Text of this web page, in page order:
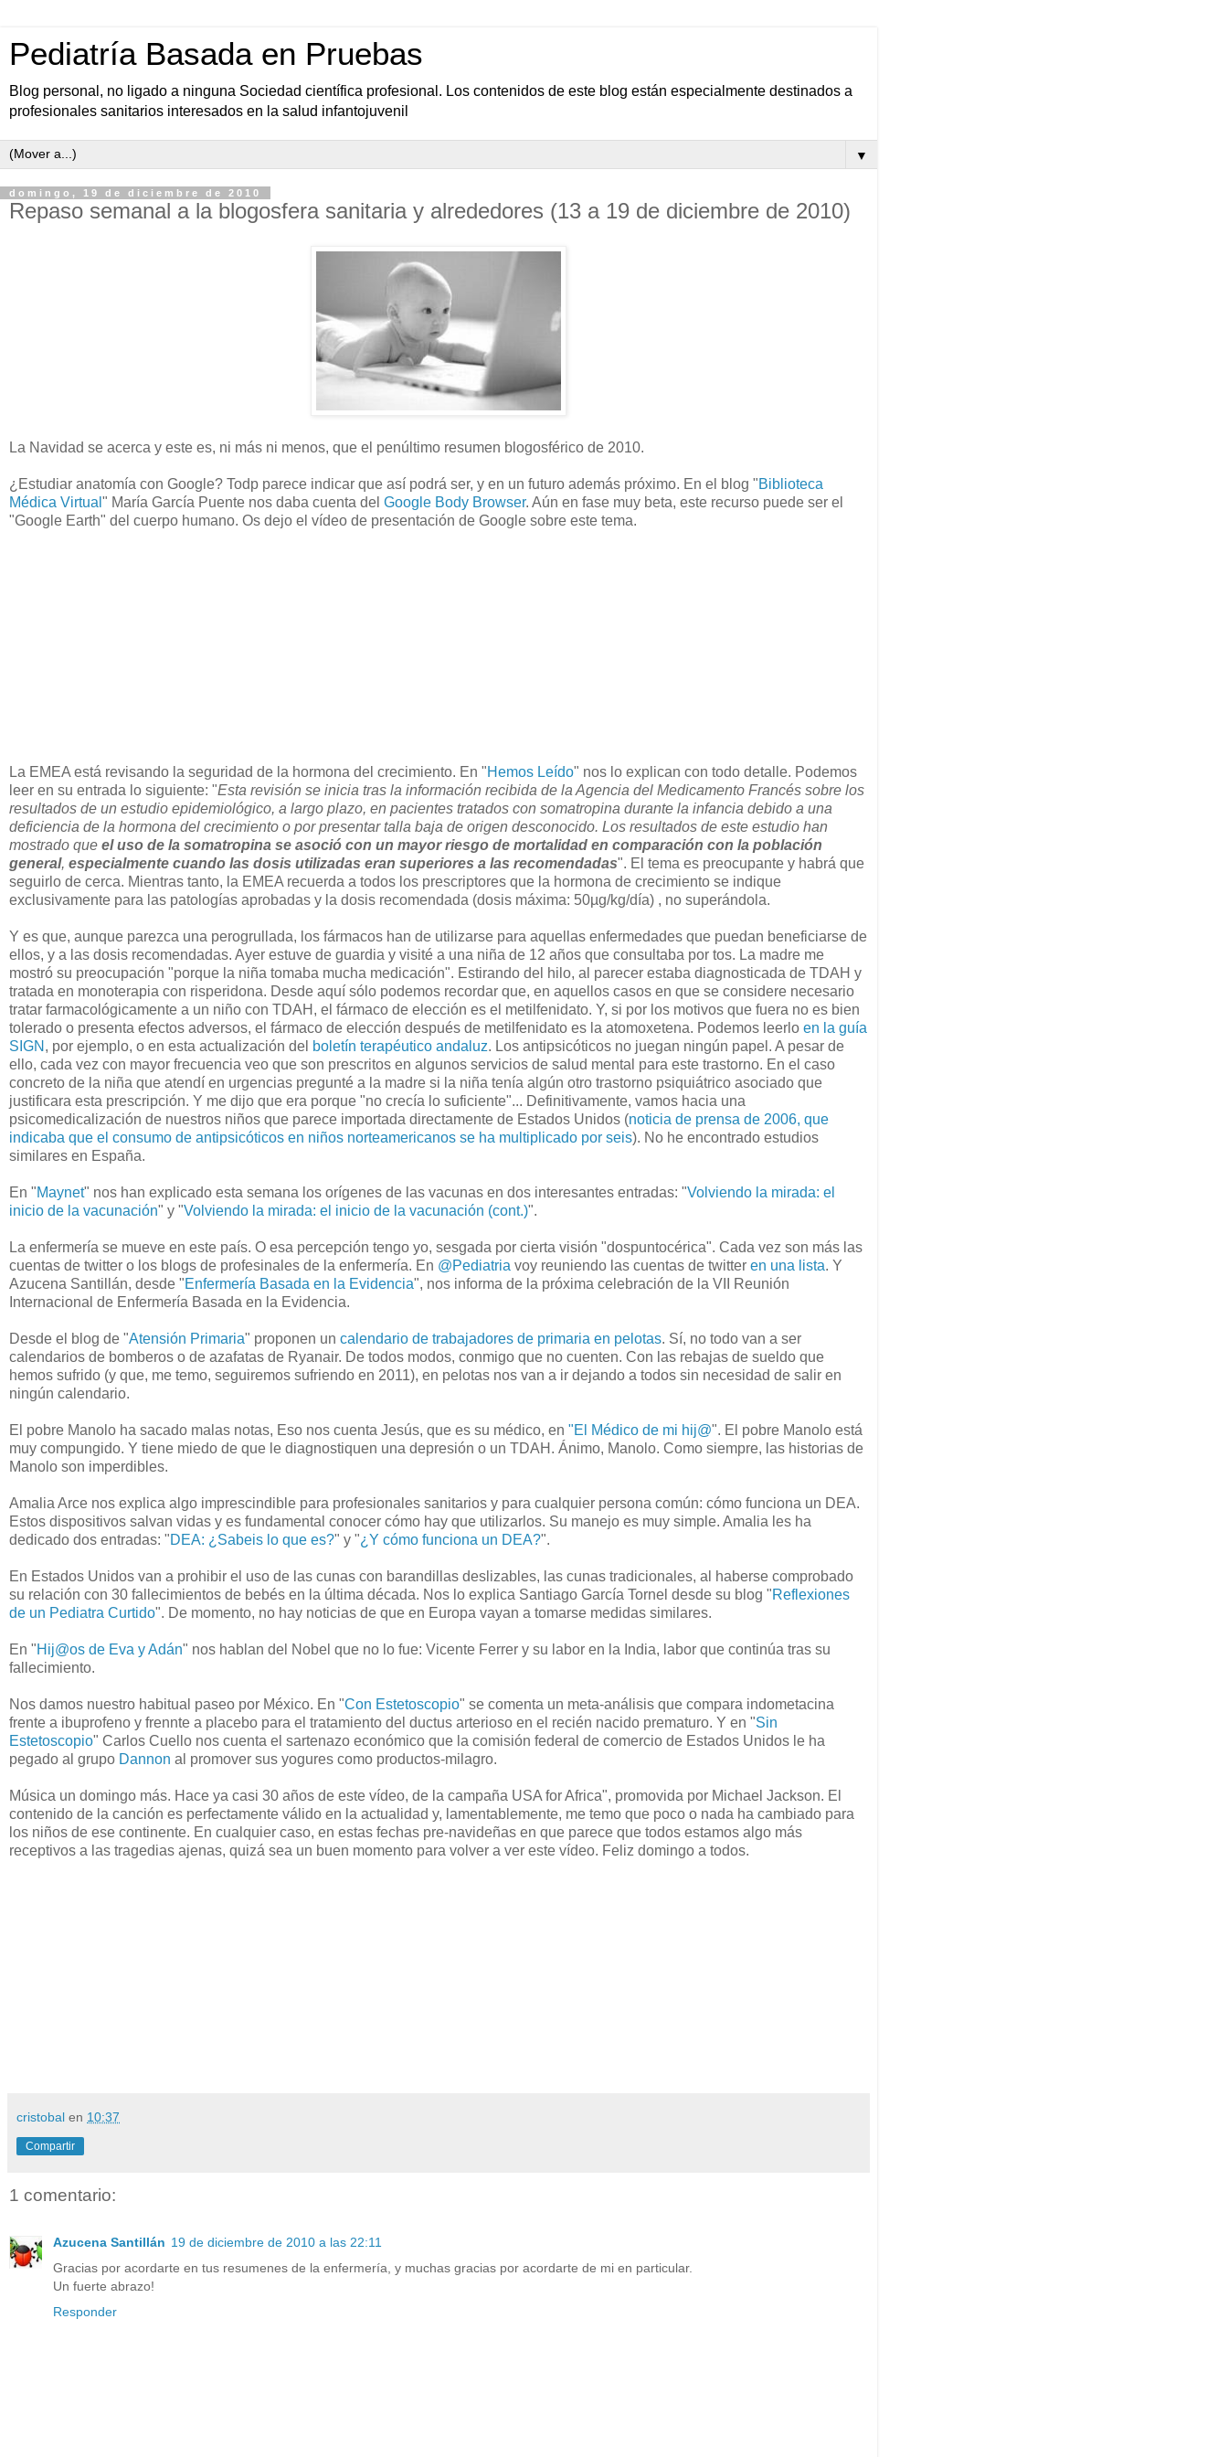
Pediatría Basada en Pruebas
Blog personal, no ligado a ninguna Sociedad científica profesional. Los contenidos de este blog están especialmente destinados a
profesionales sanitarios interesados en la salud infantojuvenil
▼
domingo, 19 de diciembre de 2010
Repaso semanal a la blogosfera sanitaria y alrededores (13 a 19 de diciembre de 2010)
La Navidad se acerca y este es, ni más ni menos, que el penúltimo resumen blogosférico de 2010.
¿Estudiar anatomía con Google? Todp parece indicar que así podrá ser, y en un futuro además próximo. En el blog "Biblioteca
Médica Virtual " María García Puente nos daba cuenta del Google Body Browser. Aún en fase muy beta, este recurso puede ser el
"Google Earth" del cuerpo humano. Os dejo el vídeo de presentación de Google sobre este tema.
La EMEA está revisando la seguridad de la hormona del crecimiento. En "Hemos Leído" nos lo explican con todo detalle. Podemos
leer en su entrada lo siguiente: "Esta revisión se inicia tras la información recibida de la Agencia del Medicamento Francés sobre los
resultados de un estudio epidemiológico, a largo plazo, en pacientes tratados con somatropina durante la infancia debido a una
deficiencia de la hormona del crecimiento o por presentar talla baja de origen desconocido. Los resultados de este estudio han
mostrado que el uso de la somatropina se asoció con un mayor riesgo de mortalidad en comparación con la población
general, especialmente cuando las dosis utilizadas eran superiores a las recomendadas". El tema es preocupante y habrá que
seguirlo de cerca. Mientras tanto, la EMEA recuerda a todos los prescriptores que la hormona de crecimiento se indique
exclusivamente para las patologías aprobadas y la dosis recomendada (dosis máxima: 50µg/kg/día) , no superándola.
Y es que, aunque parezca una perogrullada, los fármacos han de utilizarse para aquellas enfermedades que puedan beneficiarse de
ellos, y a las dosis recomendadas. Ayer estuve de guardia y visité a una niña de 12 años que consultaba por tos. La madre me
mostró su preocupación "porque la niña tomaba mucha medicación". Estirando del hilo, al parecer estaba diagnosticada de TDAH y
tratada en monoterapia con risperidona. Desde aquí sólo podemos recordar que, en aquellos casos en que se considere necesario
tratar farmacológicamente a un niño con TDAH, el fármaco de elección es el metilfenidato. Y, si por los motivos que fuera no es bien
tolerado o presenta efectos adversos, el fármaco de elección después de metilfenidato es la atomoxetena. Podemos leerlo en la guía
SIGN , por ejemplo, o en esta actualización del boletín terapéutico andaluz. Los antipsicóticos no juegan ningún papel. A pesar de
ello, cada vez con mayor frecuencia veo que son prescritos en algunos servicios de salud mental para este trastorno. En el caso
concreto de la niña que atendí en urgencias pregunté a la madre si la niña tenía algún otro trastorno psiquiátrico asociado que
justificara esta prescripción. Y me dijo que era porque "no crecía lo suficiente"... Definitivamente, vamos hacia una
psicomedicalización de nuestros niños que parece importada directamente de Estados Unidos (noticia de prensa de 2006, que
indicaba que el consumo de antipsicóticos en niños norteamericanos se ha multiplicado por seis). No he encontrado estudios
similares en España.
En "Maynet" nos han explicado esta semana los orígenes de las vacunas en dos interesantes entradas: "Volviendo la mirada: el
inicio de la vacunación" y "Volviendo la mirada: el inicio de la vacunación (cont.)".
La enfermería se mueve en este país. O esa percepción tengo yo, sesgada por cierta visión "dospuntocérica". Cada vez son más las
cuentas de twitter o los blogs de profesinales de la enfermería. En @Pediatria voy reuniendo las cuentas de twitter en una lista. Y
Azucena Santillán, desde "Enfermería Basada en la Evidencia", nos informa de la próxima celebración de la VII Reunión
Internacional de Enfermería Basada en la Evidencia.
Desde el blog de "Atensión Primaria" proponen un calendario de trabajadores de primaria en pelotas. Sí, no todo van a ser
calendarios de bomberos o de azafatas de Ryanair. De todos modos, conmigo que no cuenten. Con las rebajas de sueldo que
hemos sufrido (y que, me temo, seguiremos sufriendo en 2011), en pelotas nos van a ir dejando a todos sin necesidad de salir en
ningún calendario.
El pobre Manolo ha sacado malas notas, Eso nos cuenta Jesús, que es su médico, en "El Médico de mi hij@". El pobre Manolo está
muy compungido. Y tiene miedo de que le diagnostiquen una depresión o un TDAH. Ánimo, Manolo. Como siempre, las historias de
Manolo son imperdibles.
Amalia Arce nos explica algo imprescindible para profesionales sanitarios y para cualquier persona común: cómo funciona un DEA.
Estos dispositivos salvan vidas y es fundamental conocer cómo hay que utilizarlos. Su manejo es muy simple. Amalia les ha
dedicado dos entradas: "DEA: ¿Sabeis lo que es?" y "¿Y cómo funciona un DEA?".
En Estados Unidos van a prohibir el uso de las cunas con barandillas deslizables, las cunas tradicionales, al haberse comprobado
su relación con 30 fallecimientos de bebés en la última década. Nos lo explica Santiago García Tornel desde su blog "Reflexiones
de un Pediatra Curtido". De momento, no hay noticias de que en Europa vayan a tomarse medidas similares.
En "Hij@os de Eva y Adán" nos hablan del Nobel que no lo fue: Vicente Ferrer y su labor en la India, labor que continúa tras su
fallecimiento.
Nos damos nuestro habitual paseo por México. En "Con Estetoscopio" se comenta un meta-análisis que compara indometacina
frente a ibuprofeno y frennte a placebo para el tratamiento del ductus arterioso en el recién nacido prematuro. Y en "Sin
Estetoscopio" Carlos Cuello nos cuenta el sartenazo económico que la comisión federal de comercio de Estados Unidos le ha
pegado al grupo Dannon al promover sus yogures como productos-milagro.
Música un domingo más. Hace ya casi 30 años de este vídeo, de la campaña USA for Africa", promovida por Michael Jackson. El
contenido de la canción es perfectamente válido en la actualidad y, lamentablemente, me temo que poco o nada ha cambiado para
los niños de ese continente. En cualquier caso, en estas fechas pre-navideñas en que parece que todos estamos algo más
receptivos a las tragedias ajenas, quizá sea un buen momento para volver a ver este vídeo. Feliz domingo a todos.
cristobal en 10:37
Compartir
1 comentario:
Azucena Santillán 19 de diciembre de 2010 a las 22:11
Gracias por acordarte en tus resumenes de la enfermería, y muchas gracias por acordarte de mi en particular.
Un fuerte abrazo!
Responder